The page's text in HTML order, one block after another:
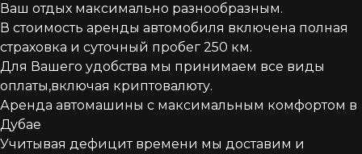
Ваш отдых максимально разнообразным.
В стоимость аренды автомобиля включена полная
страховка и суточный пробег 250 км.
Для Вашего удобства мы принимаем все виды
оплаты,включая криптовалюту.
Аренда автомашины с максимальным комфортом в
Дубае
Учитывая дефицит времени мы доставим и